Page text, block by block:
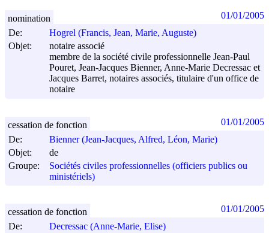
De:
Hogrel (Francis, Jean, Marie, Auguste)
Objet:
notaire associé
membre de la société civile professionnelle Jean-Paul
Pouret, Jean-Jacques Bienner, Anne-Marie Decressac et
Jacques Barret, notaires associés, titulaire d'un office de
notaire
nomination 01/01/2005
De:
Bienner (Jean-Jacques, Alfred, Léon, Marie)
Objet:
de
Groupe:
Sociétés civiles professionnelles (officiers publics ou
ministériels)
cessation de fonction 01/01/2005
De:
Decressac (Anne-Marie, Elise)
cessation de fonction 01/01/2005